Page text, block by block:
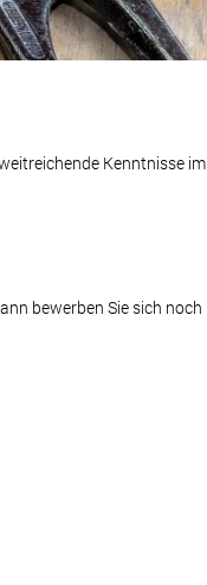
Kenntnisse im
bewerben Sie sich noch